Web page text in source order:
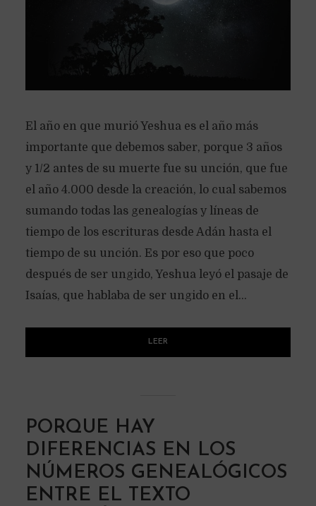
El año en que murió Yeshua es el año más
importante que debemos saber, porque 3 años
y 1/2 antes de su muerte fue su unción, que fue
el año 4.000 desde la creación, lo cual sabemos
sumando todas las genealogías y líneas de
tiempo de los escrituras desde Adán hasta el
tiempo de su unción. Es por eso que poco
después de ser ungido, Yeshua leyó el pasaje de
Isaías, que hablaba de ser ungido en el...
LEER
PORQUE HAY
DIFERENCIAS EN LOS
NÚMEROS GENEALÓGICOS
ENTRE EL TEXTO